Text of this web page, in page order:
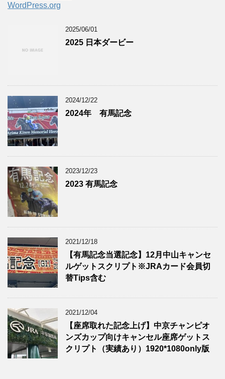
WordPress.org
2025/06/01
2025 日本ダービー
2024/12/22
2024年 有馬記念
2023/12/23
2023 有馬記念
2021/12/18
【有馬記念当選記念】12月中山キャンセ
ルゲットスクリプト※JRAカード会員切
替Tips含む
2021/12/04
【座席取れた記念上げ】中京チャンピオ
ンズカップ向けキャンセル座席ゲットス
クリプト（実績あり）1920*1080only版